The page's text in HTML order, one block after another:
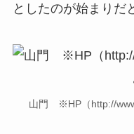
としたのが始まりだ
山門 ※HP（http://